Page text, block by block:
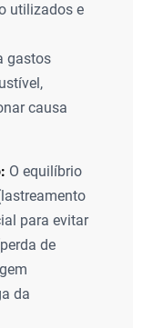
utilizados e
gastos
causa
O equilíbrio
para evitar
de
da